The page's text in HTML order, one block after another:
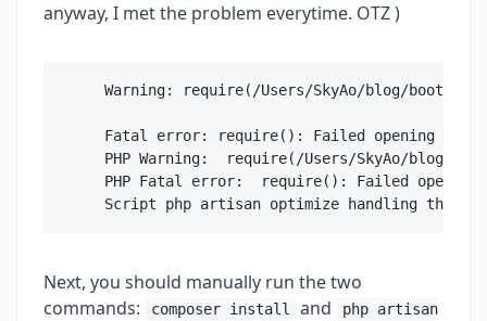
anyway, I met the problem everytime. OTZ )
Warning: require(/Users/SkyAo/blog/
Fatal error: require(): Failed opening
PHP Warning:  require(/Users/SkyAo/blog/
PHP Fatal error:  require(): Failed opening
Next, you should manually run the two
commands:
composer install and
php artisan